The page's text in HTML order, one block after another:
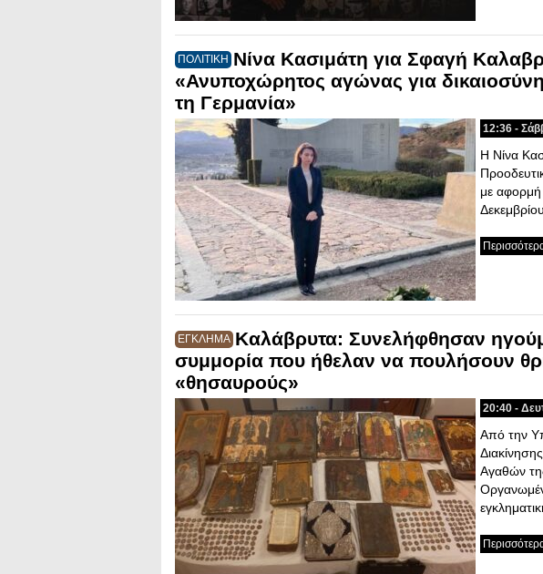
ΠΟΛΙΤΙΚΗ Νίνα Κασιμάτη για Σφαγή
«Ανυποχώρητος αγώνας για
τη Γερμανία»
12:36 -
Η Νίνα
με αφορμή
ΕΓΚΛΗΜΑ Καλάβρυτα: Συνελήφθησαν
συμμορία που ήθελαν να πουλήσουν
«θησαυρούς»
20:40 -
Από την
Αγαθών